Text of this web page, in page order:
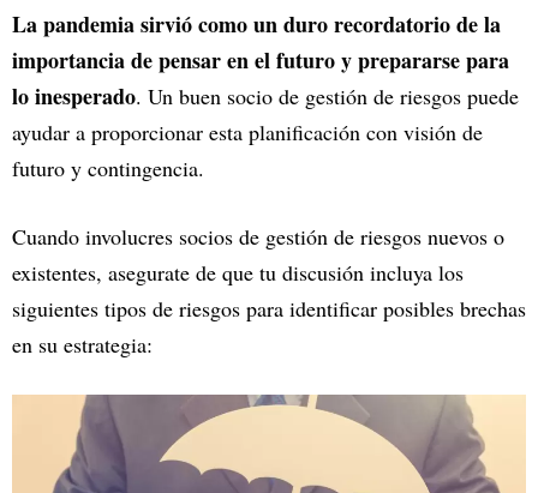
La pandemia sirvió como un duro recordatorio de la
importancia de pensar en el futuro y prepararse para
lo inesperado. Un buen socio de gestión de riesgos puede
ayudar a proporcionar esta planificación con visión de
futuro y contingencia.
Cuando involucres socios de gestión de riesgos nuevos o
existentes, asegurate de que tu discusión incluya los
siguientes tipos de riesgos para identificar posibles brechas
en su estrategia: